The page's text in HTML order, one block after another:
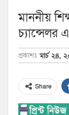
মাননীয়
চ্যান্সেলর
প্রকাশঃ মার্চ ২৪,
Share